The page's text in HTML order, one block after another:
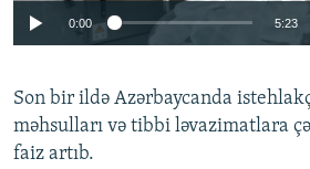
Auto 240p 360p
0:00 5:23
Son bir ildə Azərbaycanda
məhsulları və tibbi ləvazimatlara
faiz artıb.